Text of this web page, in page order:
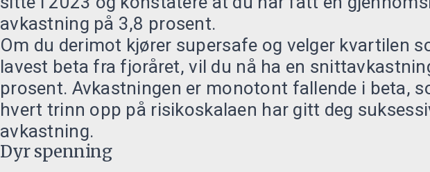
avkastning på 3,8 prosent.
Om du derimot kjører supersafe og velger kvartilen
lavest beta fra fjoråret, vil du nå ha en
prosent. Avkastningen er monotont fallende i beta,
hvert trinn opp på risikoskalaen har gitt deg
avkastning.
Dyr spenning